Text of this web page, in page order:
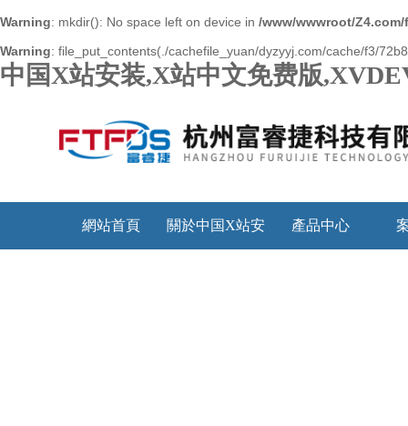
Warning: mkdir(): No space left on device in /www/wwwroot/
Warning: file_put_contents(./cachefile_yuan/dyzyyj.com/cache/f3/
中国X站安装,X站中文免费版
網站首頁 關於中国X站安 產品中心